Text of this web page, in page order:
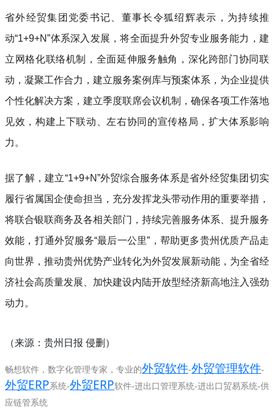
省外经贸集团党委书记、董事长令狐绍辉表示，为持续推
动“1+9+N”体系深入发展，将全面提升外贸专业服务能力，建
立网格化联络机制，全面延伸服务触角，深化跨部门协同联
动，凝聚工作合力，建立服务案例库与预案体系，为企业提供
个性化解决方案，建立季度联席会议机制，确保各项工作落地
见效，构建上下联动、左右协同的宣传格局，扩大体系影响
力。
据了解，建立“1+9+N”外贸综合服务体系是省外经贸集团切实
履行省属国企使命担当，充分发挥龙头带动作用的重要举措，
将联合银联商务及各相关部门，持续完善服务体系、提升服务
效能，打通外贸服务“最后一公里”，帮助更多贵州优质产品走
向世界，推动贵州优势产业转化为外贸发展新动能，为全省经
济社会高质量发展、加快建设内陆开放型经济新高地注入强劲
动力。
（来源：贵州日报 侵删）
畅想软件，数字化管理专家，专业的外贸软件-外贸管理软件-
外贸ERP 系统-外贸ERP软件-进出口管理系统-进出口贸易系统-供
应链管系统